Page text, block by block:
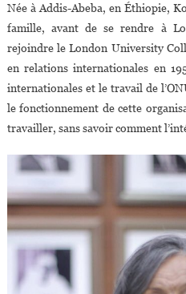
Née à Addis-Abeba, en Éthiopie,
famille, avant de se rendre à
rejoindre le London University
en relations internationales en
internationales et le travail de
le fonctionnement de cette
travailler, sans savoir comment